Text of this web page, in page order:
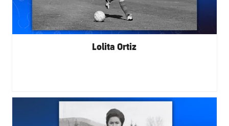
Lolita Ortiz
FC Barcelona club badge